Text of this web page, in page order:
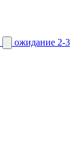
ожидание 2-3